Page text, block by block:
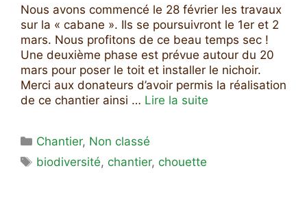
Nous avons commencé le 28 février les travaux
sur la « cabane ». Ils se poursuivront le 1er et 2
mars. Nous profitons de ce beau temps sec !
Une deuxième phase est prévue autour du 20
mars pour poser le toit et installer le nichoir.
Merci aux donateurs d’avoir permis la réalisation
de ce chantier ainsi … Lire la suite
Catégories
Chantier, Non classé
Étiquettes
biodiversité,chantier,chouette